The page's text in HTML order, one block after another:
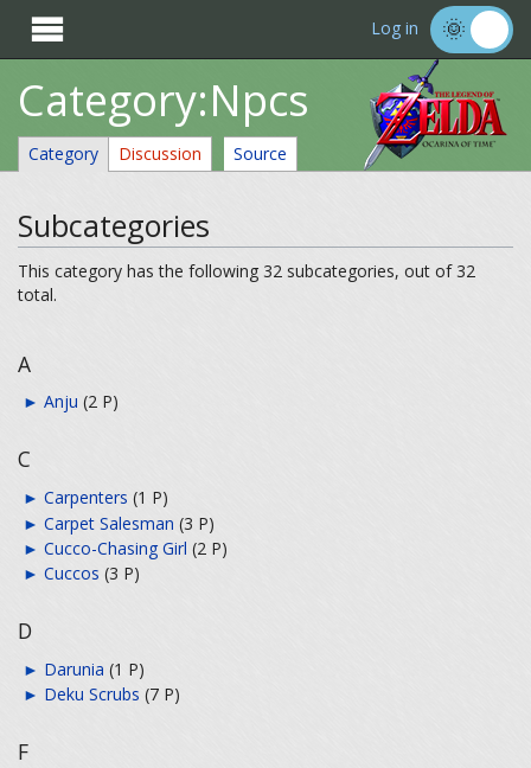
 Log in
Category:Npcs
Category Discussion Source
Subcategories
This category has the following 32 subcategories, out of 32
total.
A
► Anju (2 P)
C
► Carpenters (1 P)
► Carpet Salesman (3 P)
► Cucco-Chasing Girl (2 P)
► Cuccos (3 P)
D
► Darunia (1 P)
► Deku Scrubs (7 P)
F